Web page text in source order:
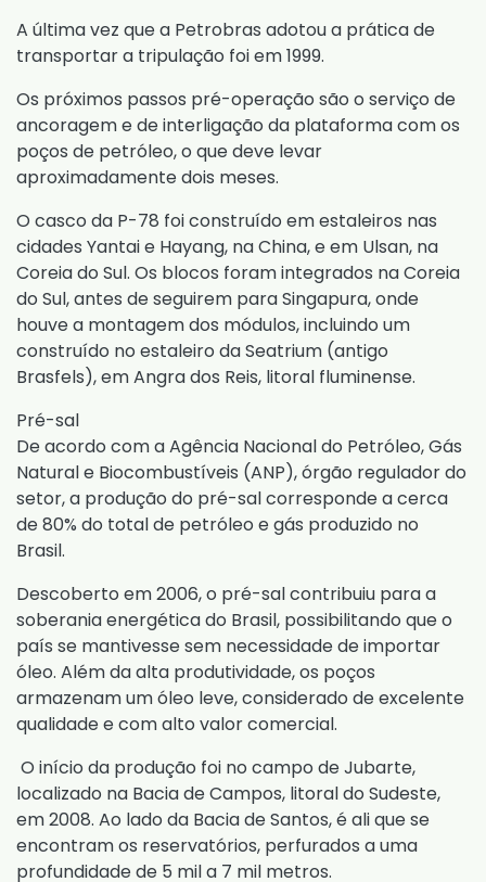
A última vez que a Petrobras adotou a prática de
transportar a tripulação foi em 1999.
Os próximos passos pré-operação são o serviço de
ancoragem e de interligação da plataforma com os
poços de petróleo, o que deve levar
aproximadamente dois meses.
O casco da P-78 foi construído em estaleiros nas
cidades Yantai e Hayang, na China, e em Ulsan, na
Coreia do Sul. Os blocos foram integrados na Coreia
do Sul, antes de seguirem para Singapura, onde
houve a montagem dos módulos, incluindo um
construído no estaleiro da Seatrium (antigo
Brasfels), em Angra dos Reis, litoral fluminense.
Pré-sal
De acordo com a Agência Nacional do Petróleo, Gás
Natural e Biocombustíveis (ANP), órgão regulador do
setor, a produção do pré-sal corresponde a cerca
de 80% do total de petróleo e gás produzido no
Brasil.
Descoberto em 2006, o pré-sal contribuiu para a
soberania energética do Brasil, possibilitando que o
país se mantivesse sem necessidade de importar
óleo. Além da alta produtividade, os poços
armazenam um óleo leve, considerado de excelente
qualidade e com alto valor comercial.
O início da produção foi no campo de Jubarte,
localizado na Bacia de Campos, litoral do Sudeste,
em 2008. Ao lado da Bacia de Santos, é ali que se
encontram os reservatórios, perfurados a uma
profundidade de 5 mil a 7 mil metros.